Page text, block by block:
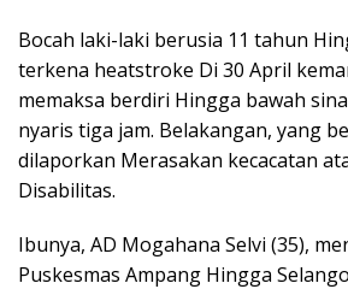
Bocah laki-laki berusia 11 tahun
terkena heatstroke Di 30 April
memaksa berdiri Hingga bawah
nyaris tiga jam. Belakangan, yang
dilaporkan Merasakan kecacatan
Disabilitas.
Ibunya, AD Mogahana Selvi (35),
Puskesmas Ampang Hingga